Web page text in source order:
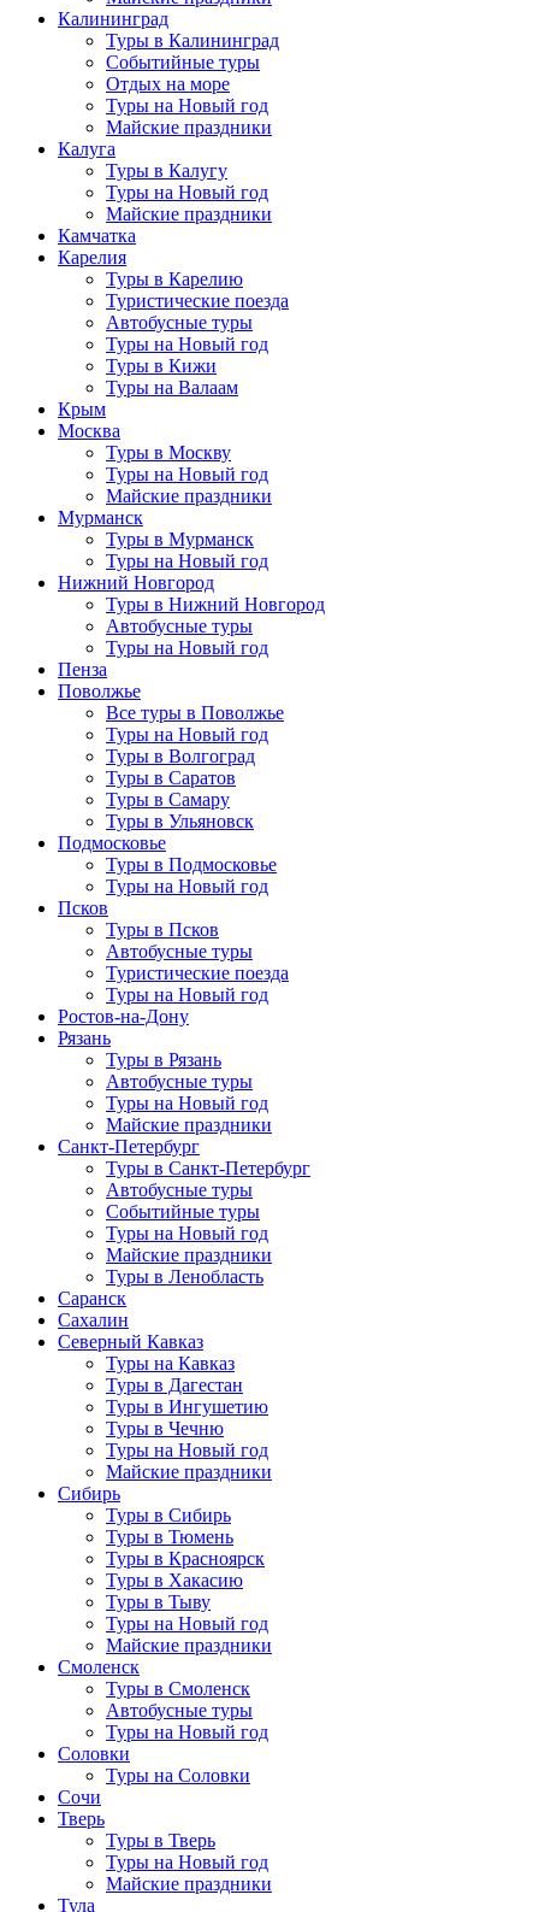
Калининград
Туры в Калининград
Событийные туры
Отдых на море
Туры на Новый год
Майские праздники
Калуга
Туры в Калугу
Туры на Новый год
Майские праздники
Камчатка
Карелия
Туры в Карелию
Туристические поезда
Автобусные туры
Туры на Новый год
Туры в Кижи
Туры на Валаам
Крым
Москва
Туры в Москву
Туры на Новый год
Майские праздники
Мурманск
Туры в Мурманск
Туры на Новый год
Нижний Новгород
Туры в Нижний Новгород
Автобусные туры
Туры на Новый год
Пенза
Поволжье
Все туры в Поволжье
Туры на Новый год
Туры в Волгоград
Туры в Саратов
Туры в Самару
Туры в Ульяновск
Подмосковье
Туры в Подмосковье
Туры на Новый год
Псков
Туры в Псков
Автобусные туры
Туристические поезда
Туры на Новый год
Ростов-на-Дону
Рязань
Туры в Рязань
Автобусные туры
Туры на Новый год
Майские праздники
Санкт-Петербург
Туры в Санкт-Петербург
Автобусные туры
Событийные туры
Туры на Новый год
Майские праздники
Туры в Ленобласть
Саранск
Сахалин
Северный Кавказ
Туры на Кавказ
Туры в Дагестан
Туры в Ингушетию
Туры в Чечню
Туры на Новый год
Майские праздники
Сибирь
Туры в Сибирь
Туры в Тюмень
Туры в Красноярск
Туры в Хакасию
Туры в Тыву
Туры на Новый год
Майские праздники
Смоленск
Туры в Смоленск
Автобусные туры
Туры на Новый год
Соловки
Туры на Соловки
Сочи
Тверь
Туры в Тверь
Туры на Новый год
Майские праздники
Тула